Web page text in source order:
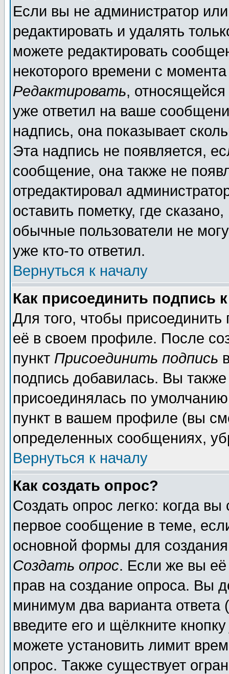
Если вы не администратор
редактировать и удалять
можете редактировать
некоторого времени с
Редактировать,
уже ответил на ваше
надпись, она показывает
Эта надпись не появляется,
сообщение, она также не
отредактировал
оставить пометку, где
обычные пользователи не
уже кто-то ответил.
Вернуться к началу
Как присоединить подпись
Для того, чтобы
её в своем профиле. После
пункт Присоединить подпись
подпись добавилась. Вы
присоединялась по
пункт в вашем профиле (вы
определенных сообщениях,
Вернуться к началу
Как создать опрос?
Создать опрос легко: когда
первое сообщение в теме,
основной формы для
Создать опрос. Если же вы её
прав на создание опроса. Вы
минимум два варианта ответа
введите его и щёлкните
можете установить лимит
опрос. Также существует